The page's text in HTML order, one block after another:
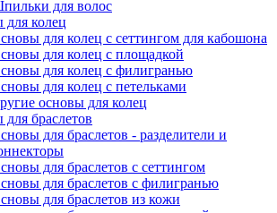
для волос
колец
для колец с сеттингом для кабошона
для колец с площадкой
для колец с филигранью
для колец с петельками
основы для колец
браслетов
для браслетов - разделители и
для браслетов с сеттингом
для браслетов с филигранью
для браслетов из кожи